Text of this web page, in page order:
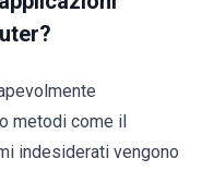
metodi come il
indesiderati vengono